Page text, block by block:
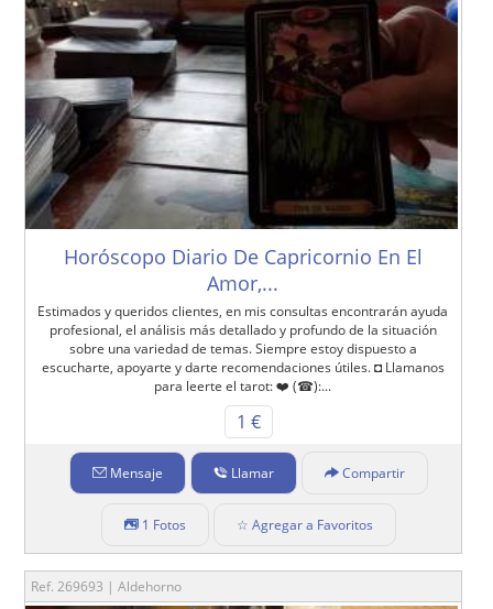
Horóscopo Diario De Capricornio En El
Amor,...
Estimados y queridos clientes, en mis consultas encontrarán ayuda
profesional, el análisis más detallado y profundo de la situación
sobre una variedad de temas. Siempre estoy dispuesto a
escucharte, apoyarte y darte recomendaciones útiles. ◘ Llamanos
para leerte el tarot: ❤️ (☎):...
1 €
Mensaje Llamar Compartir
1 Fotos ☆ Agregar a Favoritos
Ref. 269693 | Aldehorno